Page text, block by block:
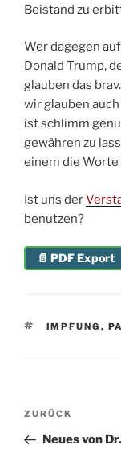
Beistand zu
Wer dagegen
Donald Trump,
glauben das
wir glauben
ist schlimm
gewähren zu
einem die
Ist uns der
benutzen?
📄 PDF Export
IMPFUNG ,
Vorheriger
Beitrag
ZURÜCK
Neues von